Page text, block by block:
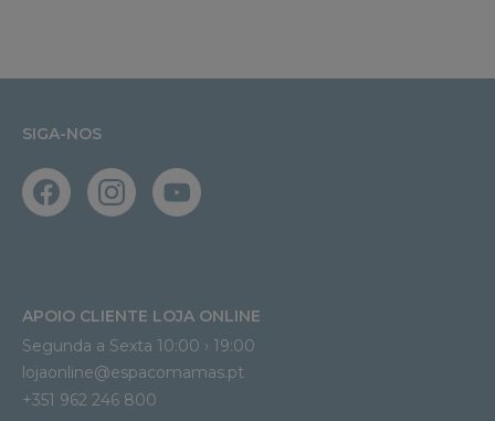
SIGA-NOS
APOIO CLIENTE LOJA ONLINE
Segunda a Sexta 10:00 › 19:00
lojaonline@espacomamas.pt
+351 962 246 800